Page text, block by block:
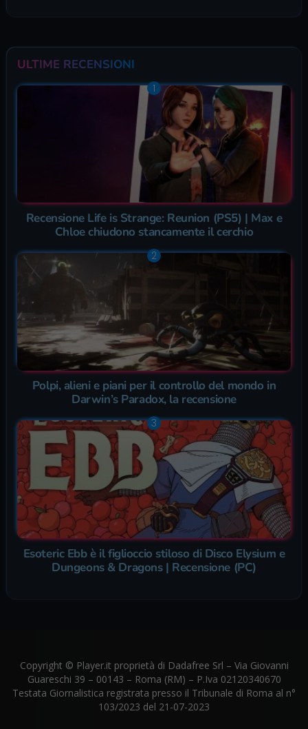
ULTIME RECENSIONI
Recensione Life is Strange: Reunion (PS5) | Max e
Chloe chiudono stancamente il cerchio
Polpi, alieni e piani per il controllo del mondo in
Darwin’s Paradox, la recensione
Esoteric Ebb è il figlioccio stiloso di Disco Elysium e
Dungeons & Dragons | Recensione (PC)
Copyright © Player.it proprietà di Dadafree Srl – Via Giovanni
Guareschi 39 – 00143 – Roma (RM) – P.Iva 02120340670
Testata Giornalistica registrata presso il Tribunale di Roma al n°
103/2023 del 21-07-2023